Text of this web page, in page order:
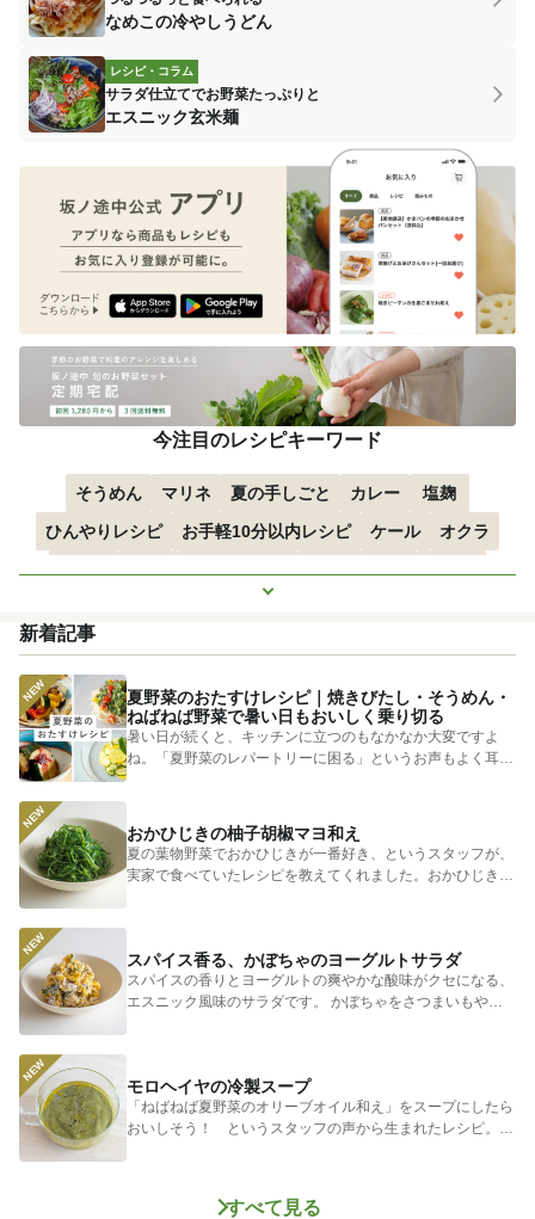
なめこの冷やしうどん
レシピ・コラム
サラダ仕立てでお野菜たっぷりと
エスニック玄米麺
今注目のレシピキーワード
そうめん マリネ 夏の手しごと カレー
塩麹
ひんやりレシピ
お手軽10分以内レシピ ケール
オクラ
もっと見る
新着記事
夏野菜のおたすけレシピ｜焼きびたし・そうめん・
ねばねば野菜で暑い日もおいしく乗り切る
暑い日が続くと、キッチンに立つのもなかなか大変ですよ
ね。「夏野菜のレパートリーに困る」というお声もよく耳に
します。 そ...
おかひじきの柚子胡椒マヨ和え
夏の葉物野菜でおかひじきが一番好き、というスタッフが、
実家で食べていたレシピを教えてくれました。おかひじきの
スパイス香る、かぼちゃのヨーグルトサラダ
スパイスの香りとヨーグルトの爽やかな酸味がクセになる、
エスニック風味のサラダです。 かぼちゃをさつまいもやじ
モロヘイヤの冷製スープ
「ねばねば夏野菜のオリーブオイル和え」をスープにしたら
おいしそう！ というスタッフの声から生まれたレシピ。つ
すべて見る